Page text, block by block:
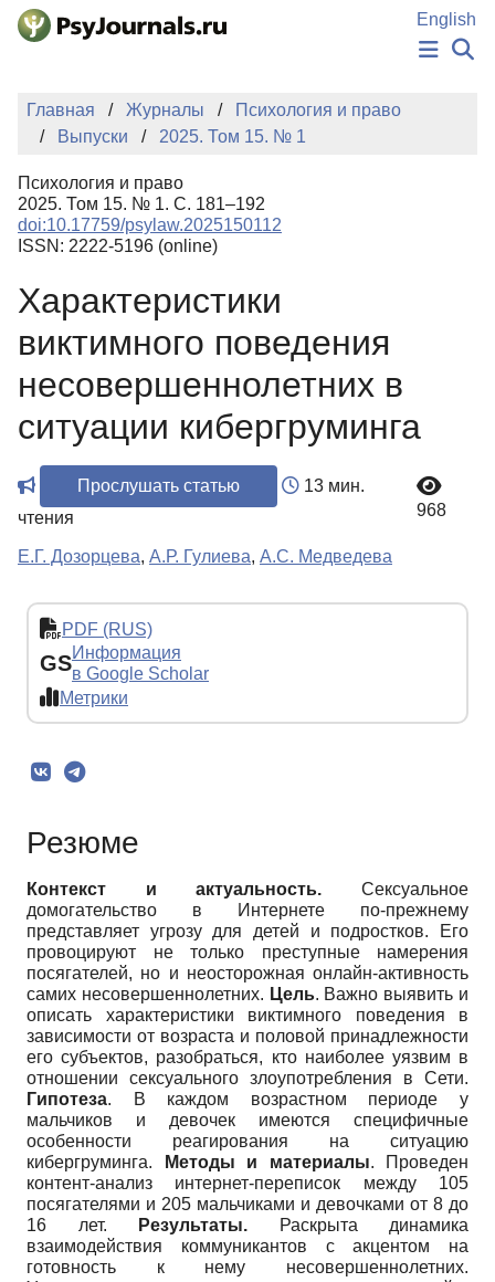
Перейти к основному содержанию
English
НОВОСТИ
ИЗДАНИЯ
ПОДАТЬ РУКОПИСЬ
БАЗА ЗНАНИЙ
КЛЮЧЕВЫЕ СЛОВА
Регистрация
Главная Журналы
Психология и право
Выпуски
2025. Том 15. № 1
Психология и право
2025. Том 15. № 1. С. 181–192
doi:10.17759/psylaw.2025150112
ISSN: 2222-5196 (online)
Характеристики
виктимного поведения
несовершеннолетних в
ситуации кибергруминга
Прослушать статью
13 мин.
чтения
968
Е.Г. Дозорцева, А.Р. Гулиева, А.С. Медведева
PDF (RUS)
GSИнформация
в Google Scholar
Метрики
Резюме
Контекст и актуальность. Сексуальное
домогательство в Интернете по-прежнему
представляет угрозу для детей и подростков. Его
провоцируют не только преступные намерения
посягателей, но и неосторожная онлайн-активность
самих несовершеннолетних. Цель. Важно выявить и
описать характеристики виктимного поведения в
зависимости от возраста и половой принадлежности
его субъектов, разобраться, кто наиболее уязвим в
отношении сексуального злоупотребления в Сети.
Гипотеза. В каждом возрастном периоде у
мальчиков и девочек имеются специфичные
особенности реагирования на ситуацию
кибергруминга.
Методы и материалы. Проведен
контент-анализ интернет-переписок между 105
посягателями и 205 мальчиками и девочками от 8 до
16 лет.
Результаты.
Раскрыта динамика
взаимодействия коммуникантов с акцентом на
готовность к нему несовершеннолетних.